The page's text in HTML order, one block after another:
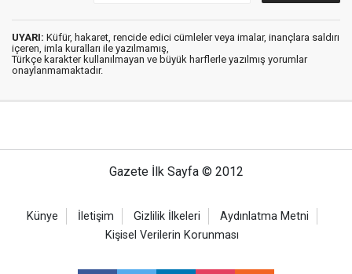
UYARI: Küfür, hakaret, rencide edici cümleler veya imalar, inançlara saldırı
içeren, imla kuralları ile yazılmamış,
Türkçe karakter kullanılmayan ve büyük harflerle yazılmış yorumlar
onaylanmamaktadır.
Gazete İlk Sayfa © 2012
Künye İletişim Gizlilik İlkeleri
Aydınlatma Metni
Kişisel Verilerin Korunması